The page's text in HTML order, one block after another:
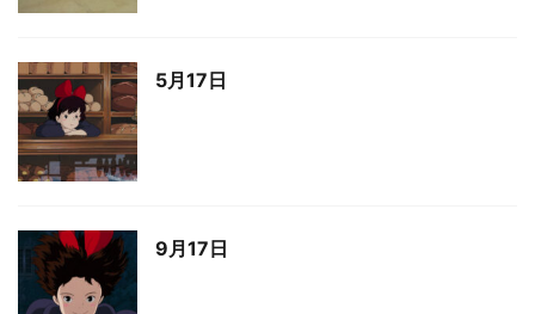
5月17日
9月17日